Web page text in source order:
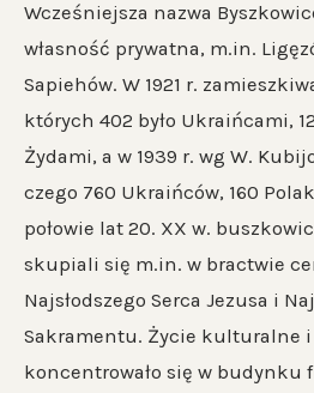
Wcześniejsza nazwa
własność prywatna, m.in.
Sapiehów. W 1921 r.
których 402 było Ukraińcami,
Żydami, a w 1939 r. wg W.
czego 760 Ukraińców, 160
połowie lat 20. XX w.
skupiali się m.in. w bractwie
Najsłodszego Serca Jezusa i
Sakramentu. Życie kulturalne i
koncentrowało się w budynku